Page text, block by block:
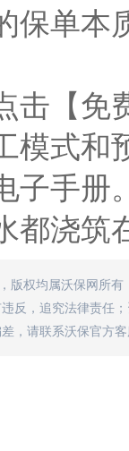
单本
击【免
模式和
子手册
都浇筑
版权均属沃保网所
反，追究法律责任
，请联系沃保官方